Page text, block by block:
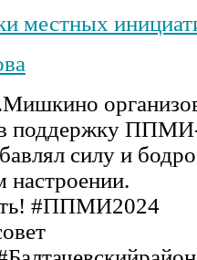
местных
поддержку
силу и
настроении.
#ППМИ2024